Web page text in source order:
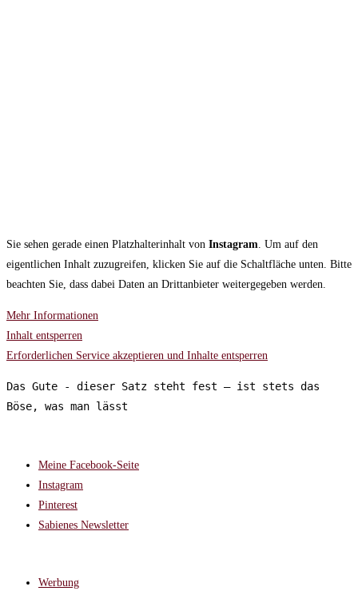
Sie sehen gerade einen Platzhalterinhalt von Instagram. Um auf den
eigentlichen Inhalt zuzugreifen, klicken Sie auf die Schaltfläche unten. Bitte
beachten Sie, dass dabei Daten an Drittanbieter weitergegeben werden.
Mehr Informationen
Inhalt entsperren
Erforderlichen Service akzeptieren und Inhalte entsperren
Das Gute - dieser Satz steht fest – ist stets das
Böse, was man lässt
Meine Facebook-Seite
Instagram
Pinterest
Sabienes Newsletter
Werbung